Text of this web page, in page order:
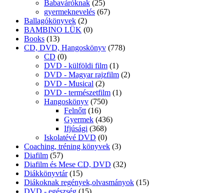
Babaváróknak (25)
gyermeknevelés (67)
Ballagókönyvek (2)
BAMBINO LÜK (0)
Books (13)
CD, DVD, Hangoskönyv (778)
CD (0)
DVD - külföldi film (1)
DVD - Magyar rajzfilm (2)
DVD - Musical (2)
DVD - természetfilm (1)
Hangoskönyv (750)
Felnőtt (16)
Gyermek (436)
Ifjúsági (368)
Iskolatévé DVD (0)
Coaching, tréning könyvek (3)
Diafilm (57)
Diafilm és Mese CD, DVD (32)
Diákkönyvtár (15)
Diákoknak regények,olvasmányok (15)
DVD - egészség (15)